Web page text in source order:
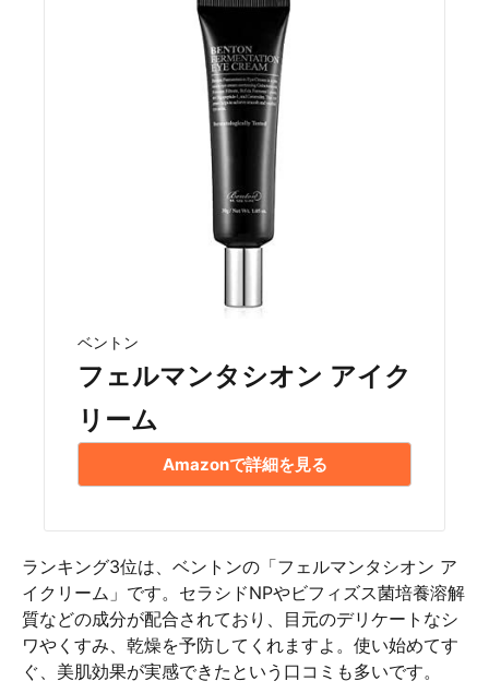
ベントン
フェルマンタシオン アイク
リーム
Amazonで詳細を見る
ランキング3位は、ベントンの「フェルマンタシオン ア
イクリーム」です。セラシドNPやビフィズス菌培養溶解
質などの成分が配合されており、目元のデリケートなシ
ワやくすみ、乾燥を予防してくれますよ。使い始めてす
ぐ、美肌効果が実感できたという口コミも多いです。